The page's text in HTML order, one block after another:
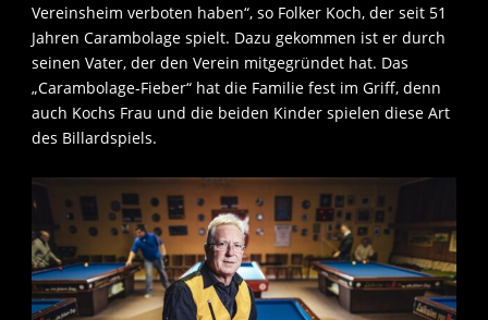
Vereinsheim verboten haben“, so Folker Koch, der seit 51
Jahren Carambolage spielt. Dazu gekommen ist er durch
seinen Vater, der den Verein mitgegründet hat. Das
„Carambolage-Fieber“ hat die Familie fest im Griff, denn
auch Kochs Frau und die beiden Kinder spielen diese Art
des Billardspiels.